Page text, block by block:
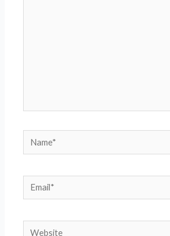
Name*
Email*
Website